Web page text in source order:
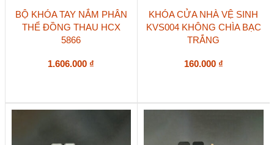
BỘ KHÓA TAY NẮM PHÂN
THỂ ĐỒNG THAU HCX
5866
1.606.000 ₫
KHÓA CỬA NHÀ VỆ SINH
KVS004 KHÔNG CHÌA BẠC
TRẮNG
160.000 ₫